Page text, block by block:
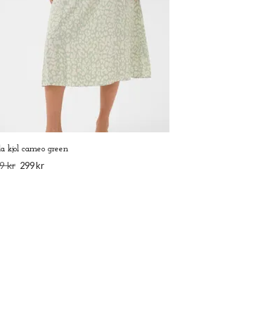
kjol cameo green
kr 299 kr